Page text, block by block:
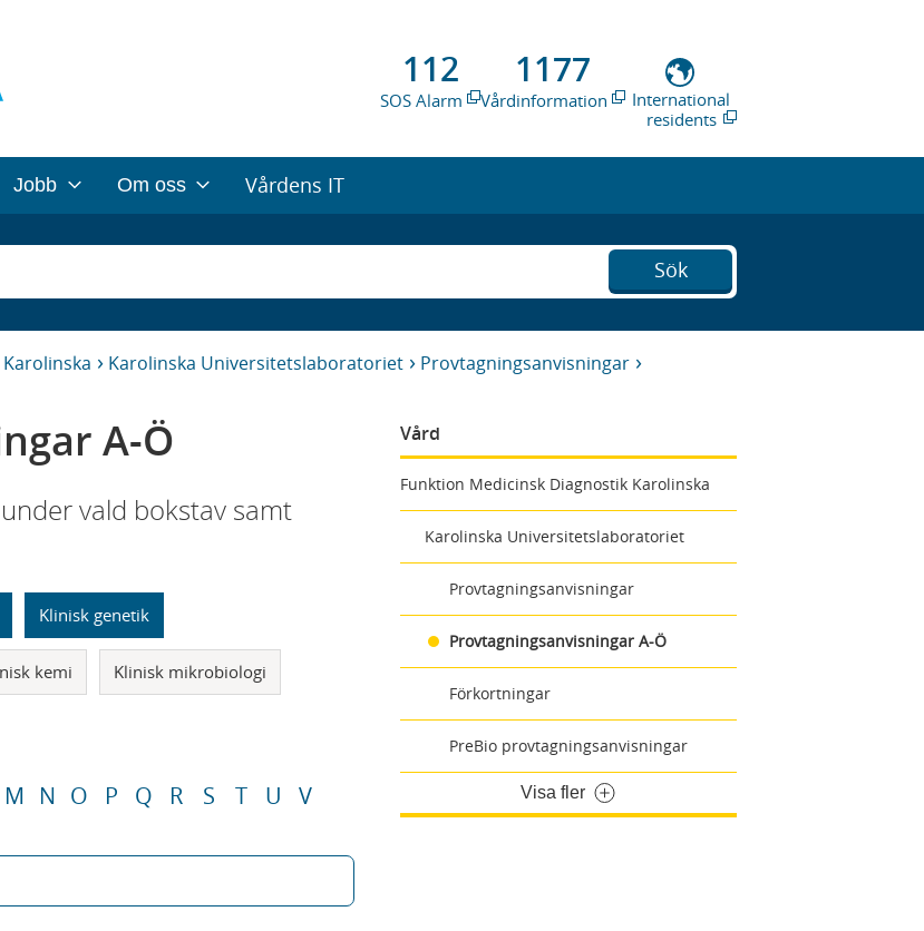
112
SOS Alarm
1177
Vårdinformation
International
residents
Jobb Om oss Vårdens IT
Sök
Karolinska Universitetslaboratoriet Provtagningsanvisningar
Vård
Funktion Medicinsk Diagnostik Karolinska
Karolinska Universitetslaboratoriet
Provtagningsanvisningar
Provtagningsanvisningar A-Ö
Förkortningar
PreBio provtagningsanvisningar
Visa fler
A-Ö
vald bokstav samt
Klinisk genetik
kemi Klinisk mikrobiologi
M N O P Q R S T U V